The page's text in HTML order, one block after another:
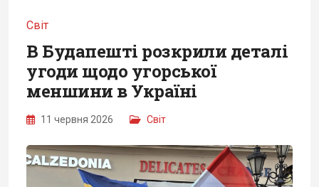
Світ
В Будапешті розкрили деталі
угоди щодо угорської
меншини в Україні
11 червня 2026 Світ